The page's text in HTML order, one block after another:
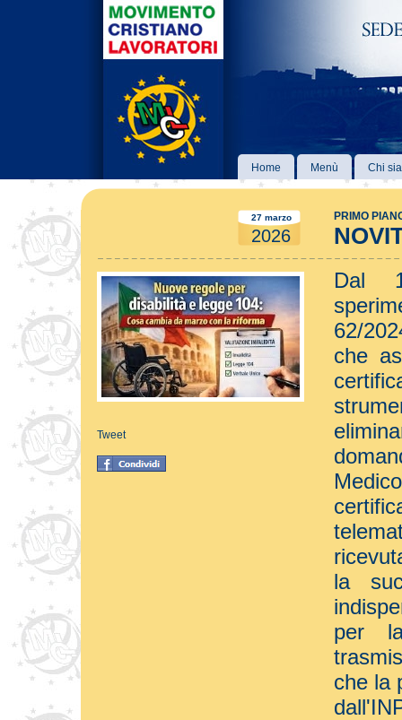
Home Menù Chi
27 marzo
2026
PRIMO
Tweet
Dal
62/
che
la
per
che la